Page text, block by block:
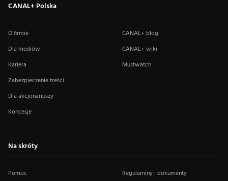
CANAL+ Polska
O firmie
Dla mediów
Kariera
Zabezpieczenie treści
Dla akcjonariuszy
Koncesje
CANAL+ blog
CANAL+ wiki
Mustwatch
Na skróty
Pomoc Regulaminy i dokumenty